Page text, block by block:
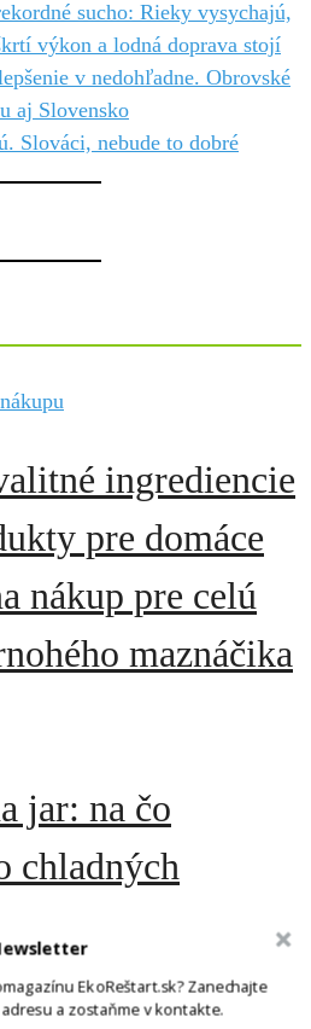
sucho: Rieky vysychajú,
výkon a lodná doprava stojí
v nedohľadne. Obrovské
aj Slovensko
Slováci, nebude to dobré
ingrediencie
pre domáce
nákup pre celú
maznáčika
jar: na čo
chladných
EkoReštart.sk? Zanechajte
a zostaňme v kontakte.